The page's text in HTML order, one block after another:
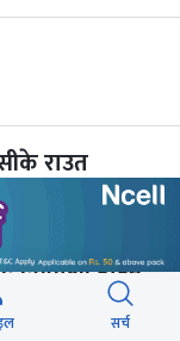
राउत
देववाणी होइन,
सर्च